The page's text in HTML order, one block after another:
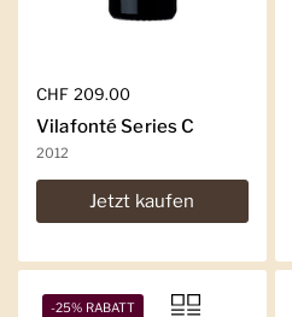
Regulärer Preis
CHF 209.00
Vilafonté Series C
2012
Jetzt kaufen
-25% RABATT